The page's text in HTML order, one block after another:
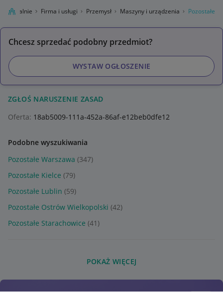
Lokalnie Firma i usługi Przemysł Maszyny i urządzenia Pozostałe
Chcesz sprzedać podobny przedmiot?
WYSTAW OGŁOSZENIE
ZGŁOŚ NARUSZENIE ZASAD
Oferta: 18ab5009-111a-452a-86af-e12beb0dfe12
Podobne wyszukiwania
Pozostałe Warszawa (347)
Pozostałe Kielce (79)
Pozostałe Lublin (59)
Pozostałe Ostrów Wielkopolski (42)
Pozostałe Starachowice (41)
POKAŻ WIĘCEJ